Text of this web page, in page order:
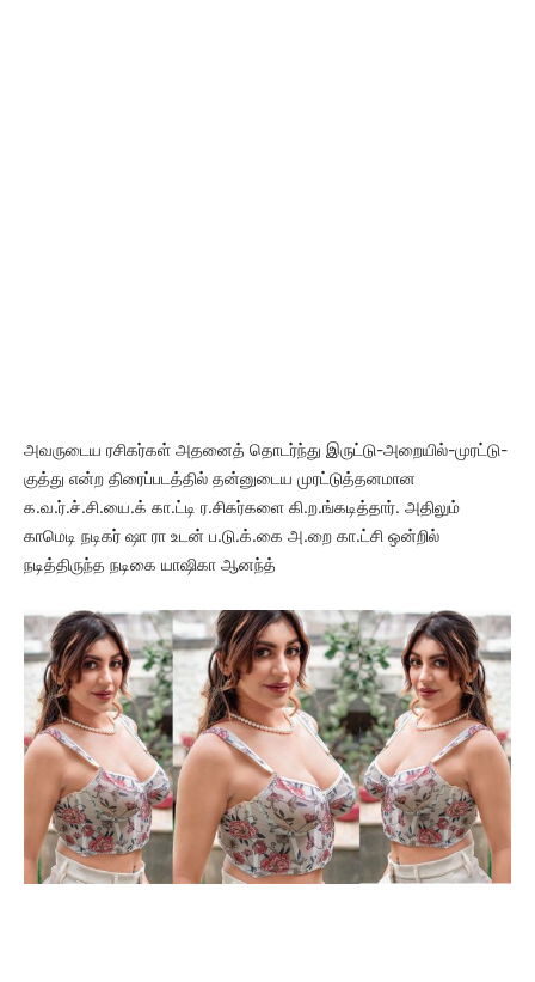
அவருடைய ரசிகர்கள் அதனைத் தொடர்ந்து இருட்டு-அறையில்-முரட்டு-
குத்து என்ற திரைப்படத்தில் தன்னுடைய முரட்டுத்தனமான
க.வ.ர்.ச்.சி.யை.க் கா.ட்டி ர.சிகர்களை கி.ற.ங்கடித்தார். அதிலும்
காமெடி நடிகர் ஷா ரா உடன் ப.டு.க்.கை அ.றை கா.ட்சி ஒன்றில்
நடித்திருந்த நடிகை யாஷிகா ஆனந்த்